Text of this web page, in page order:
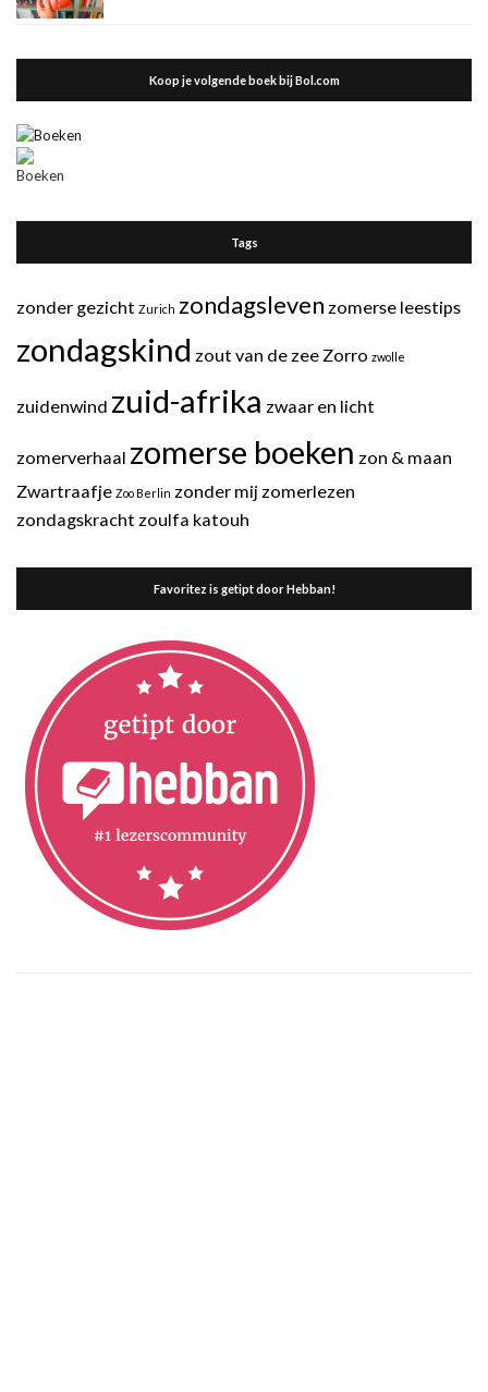
Koop je volgende boek bij Bol.com
Tags
zonder gezicht Zurich zondagsleven zomerse leestips
zondagskind zout van de zee Zorro zwolle
zuidenwind zuid-afrika zwaar en licht
zomerverhaal zomerse boeken zon & maan
Zwartraafje Zoo Berlin zonder mij zomerlezen
zondagskracht zoulfa katouh
Favoritez is getipt door Hebban!